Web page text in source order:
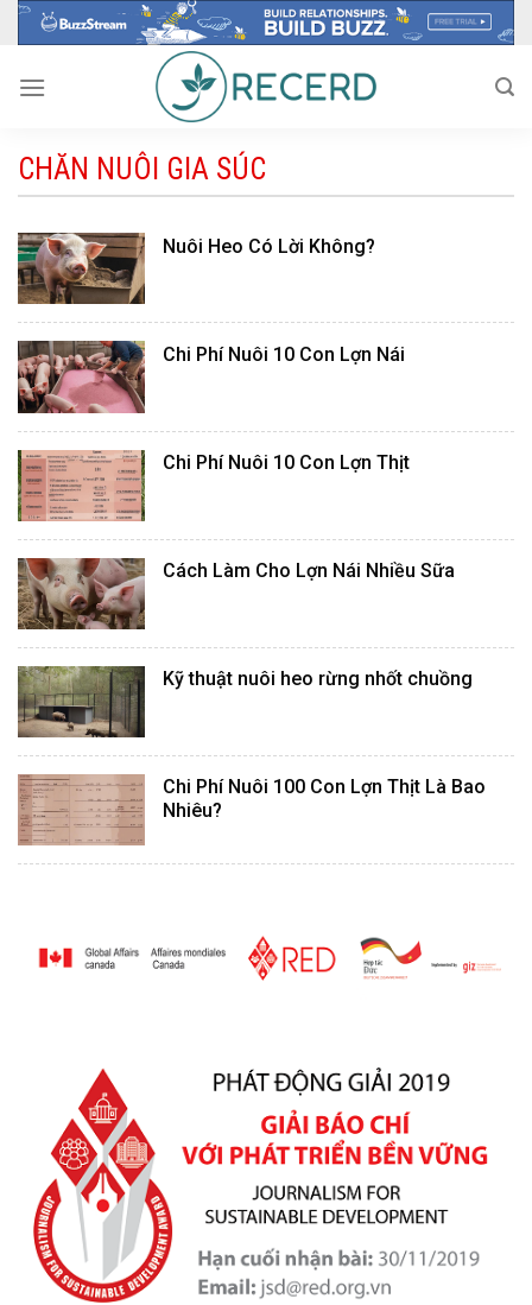
Skip
content
CHĂN NUÔI GIA SÚC
Nuôi Heo Có Lời Không?
Chi Phí Nuôi 10 Con Lợn Nái
Chi Phí Nuôi 10 Con Lợn Thịt
Cách Làm Cho Lợn Nái Nhiều Sữa
Kỹ thuật nuôi heo rừng nhốt chuồng
Chi Phí Nuôi 100 Con Lợn Thịt Là Bao
Nhiêu?